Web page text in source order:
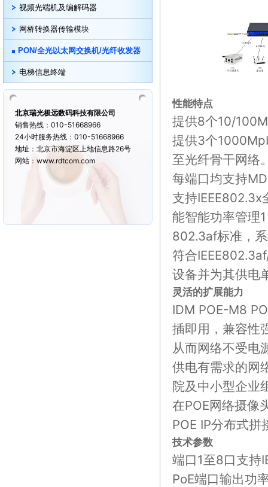
视频光端机及编解码器
网桥转换器传输模块
PON/全光以太网交换机/光纤收发器
电梯信息终端
北京瑞光极远数码科技有限公司
销售热线：010-51668966
24小时服务热线：010-51668966
地址：北京市海淀区上地信息路26号
网站：www.rdtcom.com
性能特点
提供8个10/
提供3个
至光纤骨干网络
每端口均支持
支持
能智能功率管理
802.3af标准，
符合
设备并为其供电
灵活的扩展能力
IDM POE-M8
插即用，兼容性
从而网络不受电
供电有需求的网
院及中小型企业
在POE网络摄像
POE IP分布式
技术参数
端口1至8口支持
PoE端口输出功